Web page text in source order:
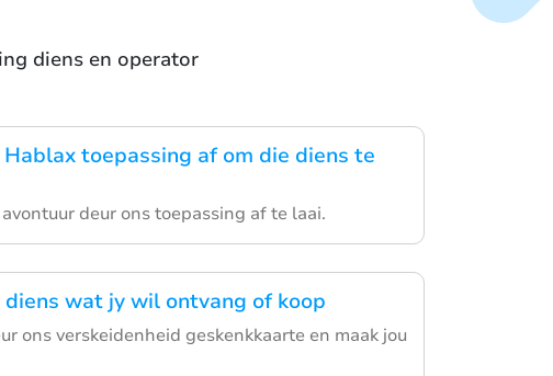
diens en operator
Hablax toepassing af om die diens te
deur ons toepassing af te laai.
diens wat jy wil ontvang of koop
ons verskeidenheid geskenkkaarte en maak jou